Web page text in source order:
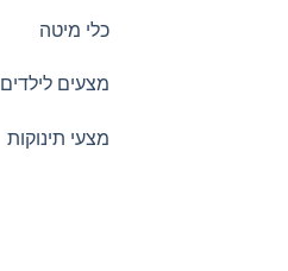
כלי מיטה
מצעים לילדים
מצעי תינוקות